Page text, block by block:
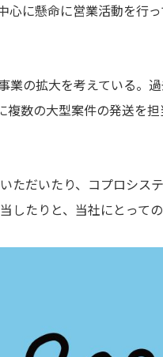
に懸命に営業活動を行っ
の拡大を考えている。
数の大型案件の発送を
ただいたり、コプロシス
したりと、当社にとって